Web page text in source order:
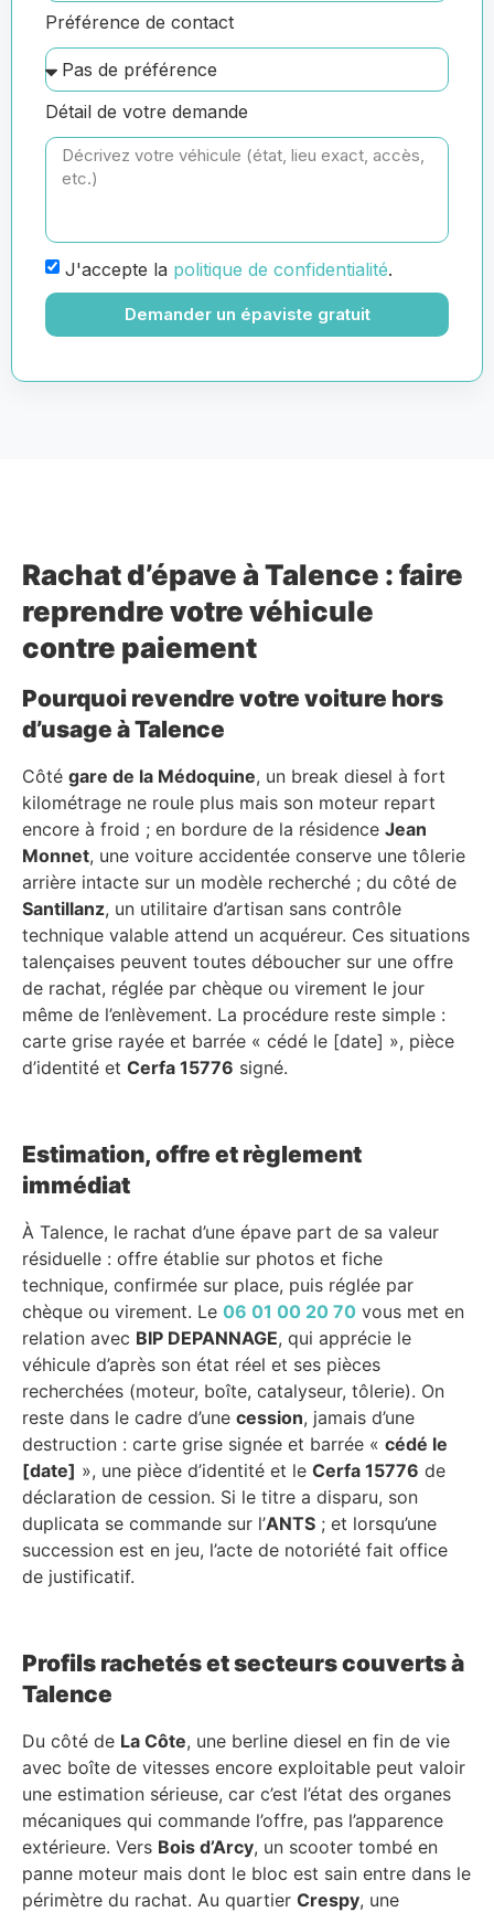
Préférence de contact
Détail de votre demande
J'accepte la politique de confidentialité.
Demander un épaviste gratuit
Rachat d’épave à Talence : faire
reprendre votre véhicule
contre paiement
Pourquoi revendre votre voiture hors
d’usage à Talence
Côté gare de la Médoquine, un break diesel à fort
kilométrage ne roule plus mais son moteur repart
encore à froid ; en bordure de la résidence Jean
Monnet, une voiture accidentée conserve une tôlerie
arrière intacte sur un modèle recherché ; du côté de
Santillanz, un utilitaire d’artisan sans contrôle
technique valable attend un acquéreur. Ces situations
talençaises peuvent toutes déboucher sur une offre
de rachat, réglée par chèque ou virement le jour
même de l’enlèvement. La procédure reste simple :
carte grise rayée et barrée « cédé le [date] », pièce
d’identité et Cerfa 15776 signé.
Estimation, offre et règlement
immédiat
À Talence, le rachat d’une épave part de sa valeur
résiduelle : offre établie sur photos et fiche
technique, confirmée sur place, puis réglée par
chèque ou virement. Le 06 01 00 20 70 vous met en
relation avec BIP DEPANNAGE, qui apprécie le
véhicule d’après son état réel et ses pièces
recherchées (moteur, boîte, catalyseur, tôlerie). On
reste dans le cadre d’une cession, jamais d’une
destruction : carte grise signée et barrée « cédé le
[date] », une pièce d’identité et le Cerfa 15776 de
déclaration de cession. Si le titre a disparu, son
duplicata se commande sur l’ANTS ; et lorsqu’une
succession est en jeu, l’acte de notoriété fait office
de justificatif.
Profils rachetés et secteurs couverts à
Talence
Du côté de La Côte, une berline diesel en fin de vie
avec boîte de vitesses encore exploitable peut valoir
une estimation sérieuse, car c’est l’état des organes
mécaniques qui commande l’offre, pas l’apparence
extérieure. Vers Bois d’Arcy, un scooter tombé en
panne moteur mais dont le bloc est sain entre dans le
périmètre du rachat. Au quartier Crespy, une